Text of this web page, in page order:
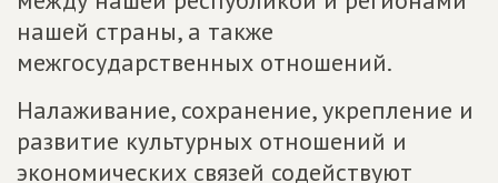
нашей страны, а также
межгосударственных отношений.
Налаживание, сохранение, укрепление и
развитие культурных отношений и
экономических связей содействуют